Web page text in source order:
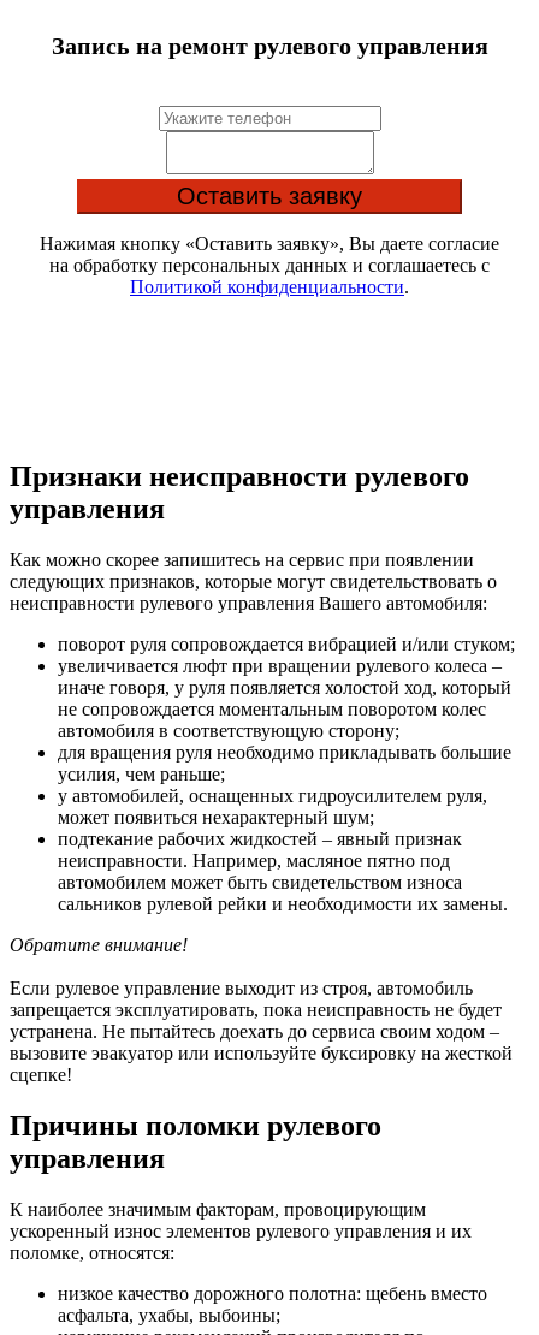
Запись на ремонт рулевого управления
Нажимая кнопку «Оставить заявку», Вы даете согласие
на обработку персональных данных и соглашаетесь c
Политикой конфиденциальности.
Признаки неисправности рулевого
управления
Как можно скорее запишитесь на сервис при появлении
следующих признаков, которые могут свидетельствовать о
неисправности рулевого управления Вашего автомобиля:
поворот руля сопровождается вибрацией и/или стуком;
увеличивается люфт при вращении рулевого колеса –
иначе говоря, у руля появляется холостой ход, который
не сопровождается моментальным поворотом колес
автомобиля в соответствующую сторону;
для вращения руля необходимо прикладывать большие
усилия, чем раньше;
у автомобилей, оснащенных гидроусилителем руля,
может появиться нехарактерный шум;
подтекание рабочих жидкостей – явный признак
неисправности. Например, масляное пятно под
автомобилем может быть свидетельством износа
сальников рулевой рейки и необходимости их замены.
Обратите внимание!
Если рулевое управление выходит из строя, автомобиль
запрещается эксплуатировать, пока неисправность не будет
устранена. Не пытайтесь доехать до сервиса своим ходом –
вызовите эвакуатор или используйте буксировку на жесткой
сцепке!
Причины поломки рулевого
управления
К наиболее значимым факторам, провоцирующим
ускоренный износ элементов рулевого управления и их
поломке, относятся:
низкое качество дорожного полотна: щебень вместо
асфальта, ухабы, выбоины;